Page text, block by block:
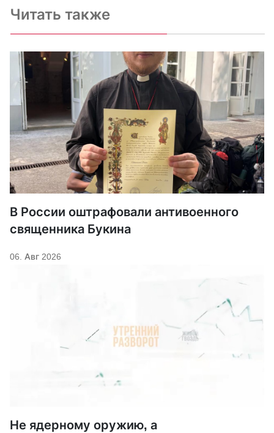
Читать также
В России оштрафовали антивоенного
священника Букина
06. Авг 2026
Не ядерному оружию, а